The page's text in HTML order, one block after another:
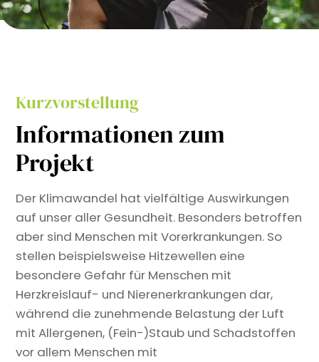
Kurzvorstellung
Informationen zum
Projekt
Der Klimawandel hat vielfältige Auswirkungen
auf unser aller Gesundheit. Besonders betroffen
aber sind Menschen mit Vorerkrankungen. So
stellen beispielsweise Hitzewellen eine
besondere Gefahr für Menschen mit
Herzkreislauf- und Nierenerkrankungen dar,
während die zunehmende Belastung der Luft
mit Allergenen, (Fein-)Staub und Schadstoffen
vor allem Menschen mit